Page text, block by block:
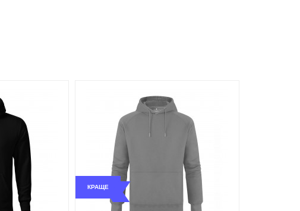
КРАЩЕ